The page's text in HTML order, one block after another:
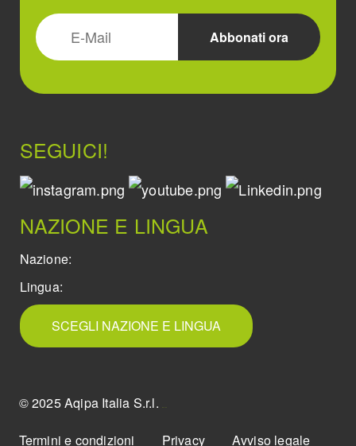
SEGUICI!
NAZIONE E LINGUA
Nazione:
Lingua:
SCEGLI NAZIONE E LINGUA
© 2025 Aqipa Italia S.r.l.
Termini e condizioni Privacy Avviso legale